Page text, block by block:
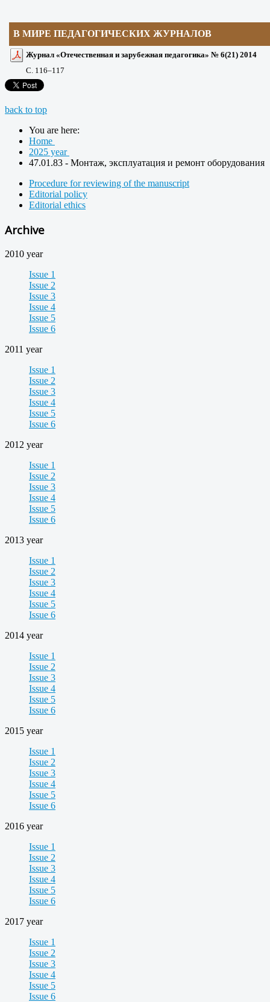
В МИРЕ ПЕДАГОГИЧЕСКИХ ЖУРНАЛОВ
Журнал «Отечественная и зарубежная педагогика» № 6(21) 2014
С. 116–117
back to top
You are here:
Home
2025 year
47.01.83 - Монтаж, эксплуатация и ремонт оборудования
Procedure for reviewing of the manuscript
Editorial policy
Editorial ethics
Archive
2010 year
Issue 1
Issue 2
Issue 3
Issue 4
Issue 5
Issue 6
2011 year
Issue 1
Issue 2
Issue 3
Issue 4
Issue 5
Issue 6
2012 year
Issue 1
Issue 2
Issue 3
Issue 4
Issue 5
Issue 6
2013 year
Issue 1
Issue 2
Issue 3
Issue 4
Issue 5
Issue 6
2014 year
Issue 1
Issue 2
Issue 3
Issue 4
Issue 5
Issue 6
2015 year
Issue 1
Issue 2
Issue 3
Issue 4
Issue 5
Issue 6
2016 year
Issue 1
Issue 2
Issue 3
Issue 4
Issue 5
Issue 6
2017 year
Issue 1
Issue 2
Issue 3
Issue 4
Issue 5
Issue 6